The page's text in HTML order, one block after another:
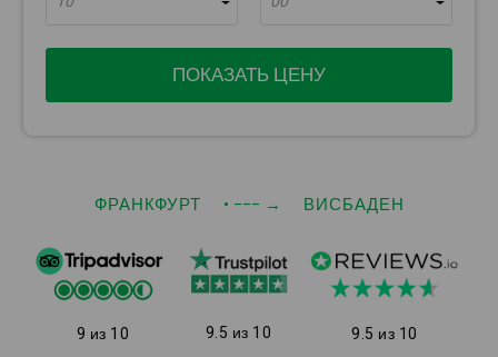
ПОКАЗАТЬ ЦЕНУ
ФРАНКФУРТ • −−− → ВИСБАДЕН
9 из 10 9.5 из 10 9.5 из 10